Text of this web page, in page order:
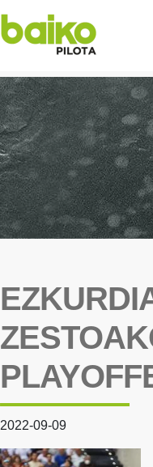
2022-09-09